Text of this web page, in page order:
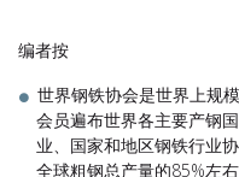
编者按
世界钢铁协会是世界上规
会员遍布世界各主要产钢
业、国家和地区钢铁行业
全球粗钢总产量的85%左右